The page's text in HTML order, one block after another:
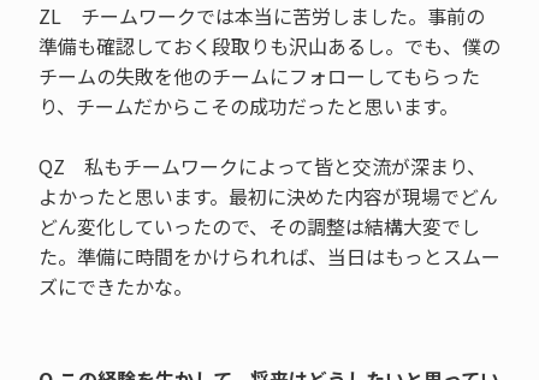
ZL チームワークでは本当に苦労しました。事前の
準備も確認しておく段取りも沢山あるし。でも、僕の
チームの失敗を他のチームにフォローしてもらった
り、チームだからこその成功だったと思います。
QZ 私もチームワークによって皆と交流が深まり、
よかったと思います。最初に決めた内容が現場でどん
どん変化していったので、その調整は結構大変でし
た。準備に時間をかけられれば、当日はもっとスムー
ズにできたかな。